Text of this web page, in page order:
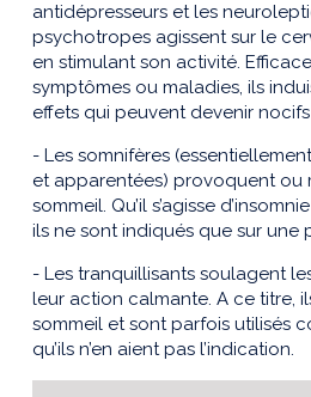
antidépresseurs et les
psychotropes agissent sur le
en stimulant son activité.
symptômes ou maladies, ils
effets qui peuvent devenir
- Les somnifères
et apparentées) provoquent ou
sommeil. Qu’il s’agisse
ils ne sont indiqués que sur une
- Les tranquillisants soulagent
leur action calmante. A ce titre,
sommeil et sont parfois utilisés
qu’ils n’en aient pas l’indication.